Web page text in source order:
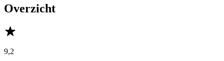
Overzicht
9,2